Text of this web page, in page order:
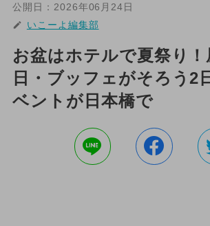
公開日： 2026年06月24日
いこーよ編集部
お盆はホテルで夏祭り！
日・ブッフェがそろう2
ベントが日本橋で